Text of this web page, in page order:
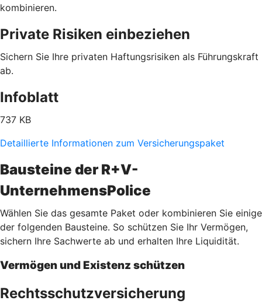
kombinieren.
Private Risiken einbeziehen
Sichern Sie Ihre privaten Haftungsrisiken als Führungskraft
ab.
Infoblatt
737 KB
Detaillierte Informationen zum Versicherungspaket
Bausteine der R+V-
UnternehmensPolice
Wählen Sie das gesamte Paket oder kombinieren Sie einige
der folgenden Bausteine. So schützen Sie Ihr Vermögen,
sichern Ihre Sachwerte ab und erhalten Ihre Liquidität.
Vermögen und Existenz schützen
Rechtsschutzversicherung